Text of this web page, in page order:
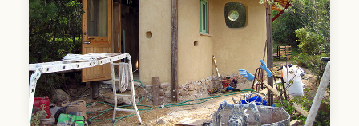
by stagones